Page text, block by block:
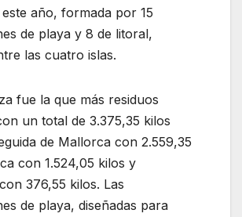
año, formada por 15
de playa y 8 de litoral,
las cuatro islas.
fue la que más residuos
un total de 3.375,35 kilos
de Mallorca con 2.559,35
con 1.524,05 kilos y
376,55 kilos. Las
de playa, diseñadas para